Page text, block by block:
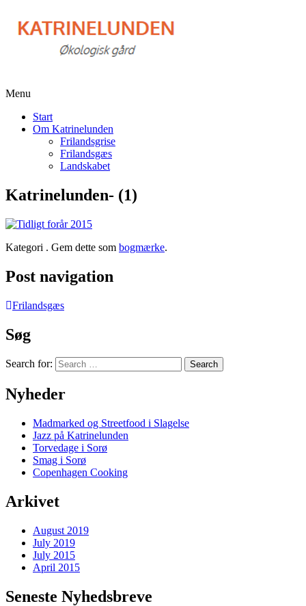
Menu
Start
Om Katrinelunden
Frilandsgrise
Frilandsgæs
Landskabet
Katrinelunden- (1)
Kategori . Gem dette som bogmærke.
Post navigation
Frilandsgæs
Søg
Search for:
Nyheder
Madmarked og Streetfood i Slagelse
Jazz på Katrinelunden
Torvedage i Sorø
Smag i Sorø
Copenhagen Cooking
Arkivet
August 2019
July 2019
July 2015
April 2015
Seneste Nyhedsbreve